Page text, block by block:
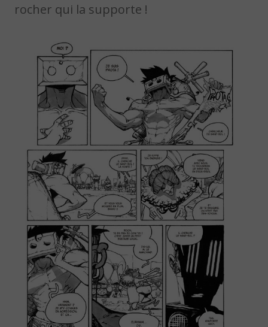
rocher qui la supporte !